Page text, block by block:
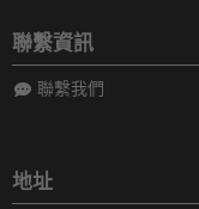
聯繫資訊
聯繫我們
地址